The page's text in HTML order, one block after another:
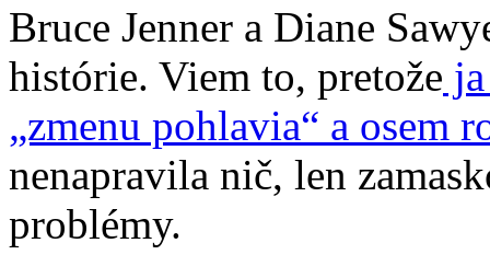
Bruce Jenner a Diane
histórie. Viem to, pretože
„zmenu pohlavia“ a osem
nenapravila nič, len
problémy.